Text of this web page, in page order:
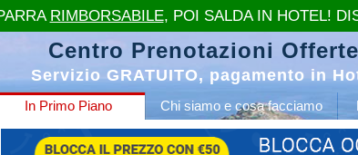
Centro Prenotazioni
Servizio GRATUITO, pagamento in
In Primo Piano Chi siamo e cosa facciamo
RIMBORSABILE, POI SALDA IN HOTEL!